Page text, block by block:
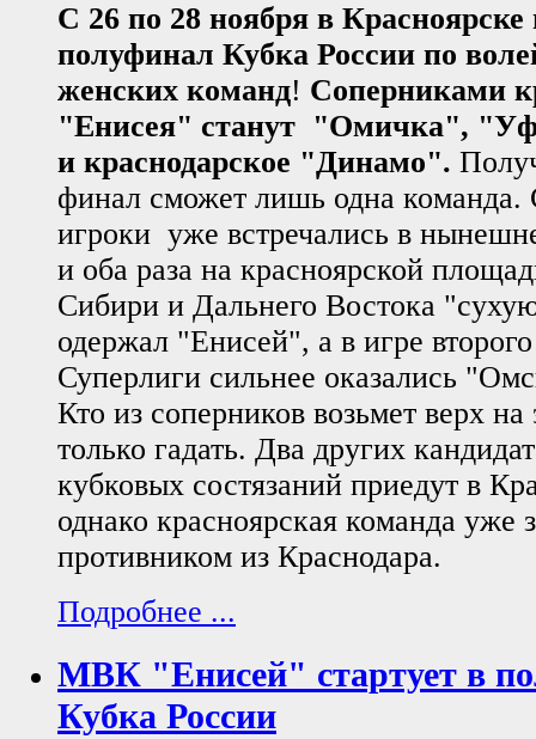
С 26 по 28 ноября в Красноярске
полуфинал Кубка России по
женских команд! Соперниками
"Енисея" станут "Омичка",
и краснодарское "Динамо".
финал сможет лишь одна
игроки уже встречались в
и оба раза на красноярской
Сибири и Дальнего Востока
одержал "Енисей", а в игре
Суперлиги сильнее оказались
Кто из соперников возьмет верх
только гадать. Два других
кубковых состязаний приедут в
однако красноярская команда уже
противником из Краснодара.
Подробнее ...
МВК "Енисей" стартует в
Кубка России